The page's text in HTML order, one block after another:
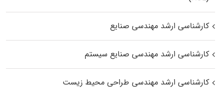
کارشناسی ارشد مهندسی صنایع
کارشناسی ارشد مهندسی صنایع سیستم
کارشناسی ارشد مهندسی طراحی محیط زیست